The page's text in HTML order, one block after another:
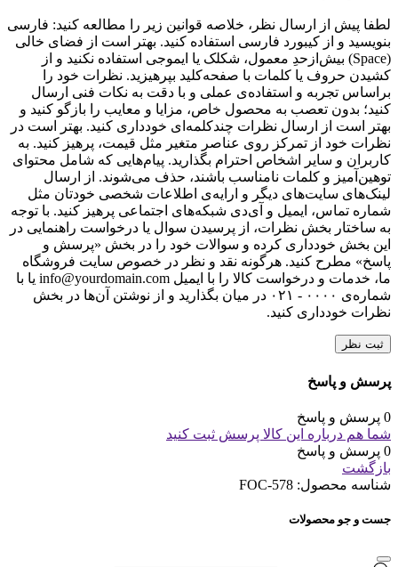
لطفا پیش از ارسال نظر، خلاصه قوانین زیر را مطالعه کنید: فارسی
بنویسید و از کیبورد فارسی استفاده کنید. بهتر است از فضای خالی
(Space) بیش‌از‌حدِ معمول، شکلک یا ایموجی استفاده نکنید و از
کشیدن حروف یا کلمات با صفحه‌کلید بپرهیزید. نظرات خود را
براساس تجربه و استفاده‌ی عملی و با دقت به نکات فنی ارسال
کنید؛ بدون تعصب به محصول خاص، مزایا و معایب را بازگو کنید و
بهتر است از ارسال نظرات چندکلمه‌‌ای خودداری کنید. بهتر است در
نظرات خود از تمرکز روی عناصر متغیر مثل قیمت، پرهیز کنید. به
کاربران و سایر اشخاص احترام بگذارید. پیام‌هایی که شامل محتوای
توهین‌آمیز و کلمات نامناسب باشند، حذف می‌شوند. از ارسال
لینک‌های سایت‌های دیگر و ارایه‌ی اطلاعات شخصی خودتان مثل
شماره تماس، ایمیل و آی‌دی شبکه‌های اجتماعی پرهیز کنید. با توجه
به ساختار بخش نظرات، از پرسیدن سوال یا درخواست راهنمایی در
این بخش خودداری کرده و سوالات خود را در بخش «پرسش و
پاسخ» مطرح کنید. هرگونه نقد و نظر در خصوص سایت فروشگاه
ما، خدمات و درخواست کالا را با ایمیل info@yourdomain.com یا با
شماره‌ی ۰۰۰۰ - ۰۲۱ در میان بگذارید و از نوشتن آن‌ها در بخش
نظرات خودداری کنید.
ثبت نظر
پرسش و پاسخ
0 پرسش و پاسخ
شما هم درباره این کالا پرسش ثبت کنید
0 پرسش و پاسخ
بازگشت
شناسه محصول: FOC-578
جست و جو محصولات